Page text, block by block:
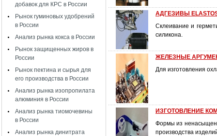
добавок для КРС в России
Рынок гуминовых удобрений
в России
Анализ рынка кокса в России
Рынок защищенных жиров в
России
Рынок пектина и сырья для
его производства в России
Анализ рынка изопропилата
алюминия в России
Анализ рынка тиомочевины
в России
Анализ рынка динитрата
АДГЕЗИВЫ
Склеивание и
силикона.
ЖЕЛЕЗНЫЕ
Для изготовления
ИЗГОТОВЛЕНИЕ
Формы из
производства